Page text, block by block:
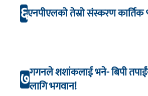
६एनपीएलको तेस्रो संस्करण कार्तिक
७गगनले शशांकलाई भने- बिपी
लागि भगवान!